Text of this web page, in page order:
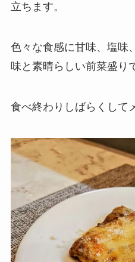
立ちます。
色々な食感に甘味、塩味
味と素晴らしい前菜盛り
食べ終わりしばらくして